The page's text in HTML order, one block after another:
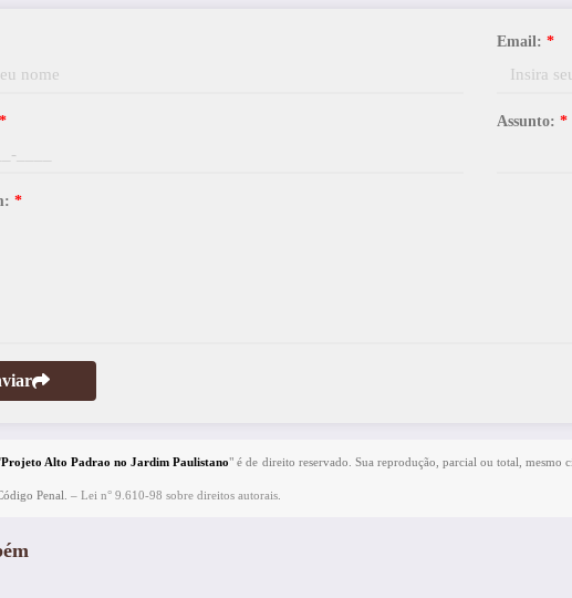
Email: *
* Assunto: *
*
Projeto Alto Padrao no Jardim Paulistano" é de direito reservado. Sua reprodução, parcial ou total, mesmo
Penal. – Lei n° 9.610-98 sobre direitos autorais.